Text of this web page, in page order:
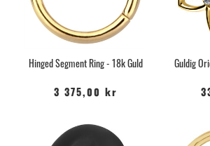
Hinged Segment Ring - 18k Guld
3 375,00 kr
Guldig